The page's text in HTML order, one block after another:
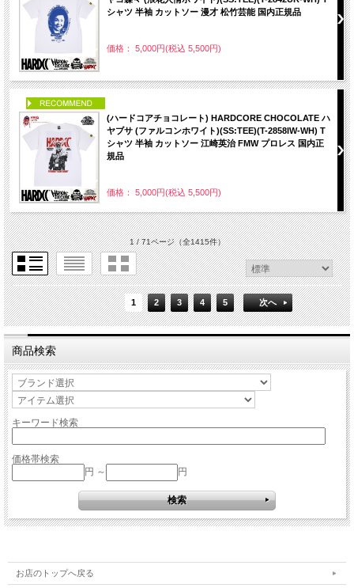
シャツ 半袖 カットソー 漫才 松竹芸能 国内正規品
価格： 5,000円(税込 5,500円)
(ハードコアチョコレート) HARDCORE CHOCOLATE ハ
ヤブサ (ファルコンホワイト)(SS:TEE)(T-2858IW-WH) T
シャツ 半袖 カットソー 江崎英治 FMW プロレス 国内正
規品
価格： 5,000円(税込 5,500円)
1 / 71ページ（全1415件）
1 2 3 4 5 次へ
商品検索
キーワード検索
価格帯検索
円 ～
円
お店のトップへ戻る